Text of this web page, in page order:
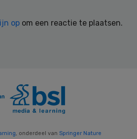
op om een reactie te plaatsen.
, onderdeel van Springer Nature